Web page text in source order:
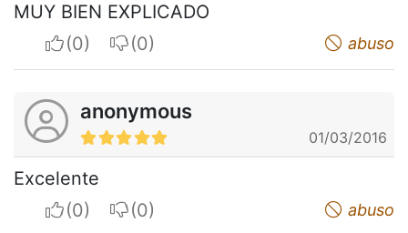
MUY BIEN EXPLICADO
I apreciateI do not appreciate abuso
anonymous
01/03/2016
Excelente
I apreciateI do not appreciate abuso